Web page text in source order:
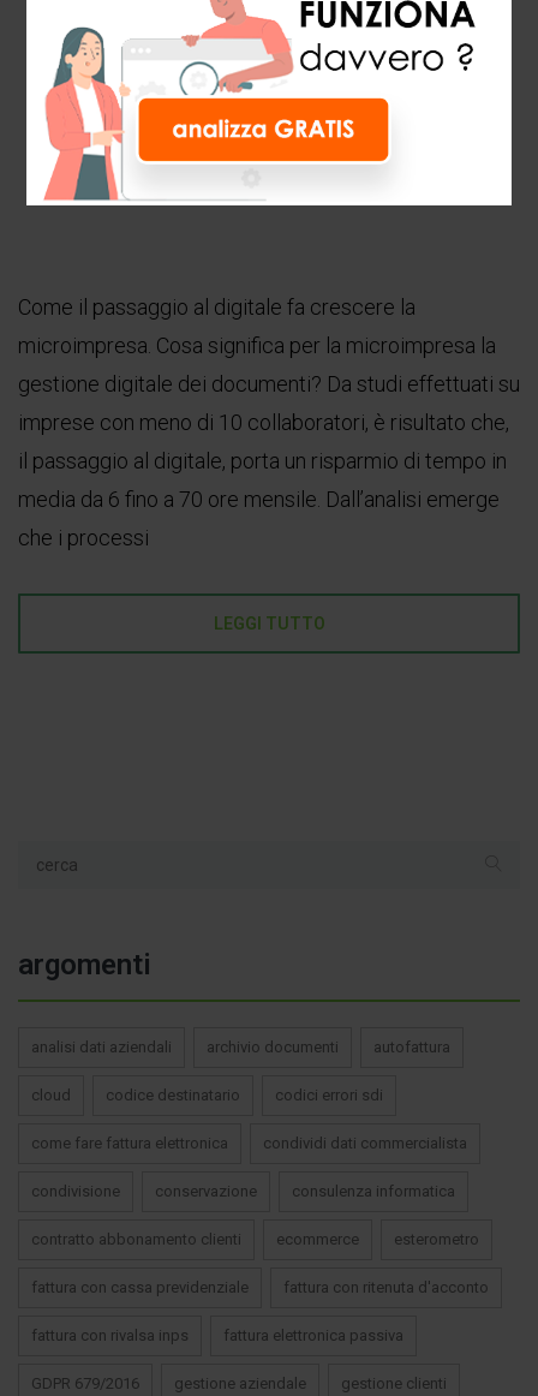
Come il passaggio al digitale fa crescere la
microimpresa. Cosa significa per la microimpresa la
gestione digitale dei documenti? Da studi effettuati su
imprese con meno di 10 collaboratori, è risultato che,
il passaggio al digitale, porta un risparmio di tempo in
media da 6 fino a 70 ore mensile. Dall’analisi emerge
che i processi
LEGGI TUTTO
argomenti
analisi dati aziendali archivio documenti autofattura
cloud codice destinatario codici errori sdi
come fare fattura elettronica condividi dati commercialista
condivisione conservazione consulenza informatica
contratto abbonamento clienti ecommerce esterometro
fattura con cassa previdenziale fattura con ritenuta d'acconto
fattura con rivalsa inps fattura elettronica passiva
GDPR 679/2016 gestione aziendale gestione clienti